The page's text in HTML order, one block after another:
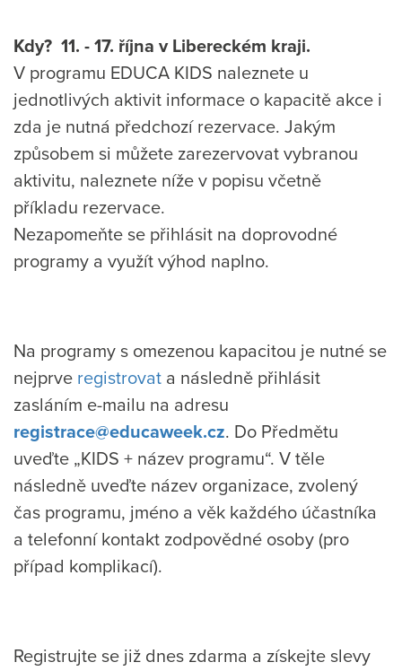
Kdy? 11. - 17. října v Libereckém kraji.
V programu EDUCA KIDS naleznete u
jednotlivých aktivit informace o kapacitě akce i
zda je nutná předchozí rezervace. Jakým
způsobem si můžete zarezervovat vybranou
aktivitu, naleznete níže v popisu včetně
příkladu rezervace.
Nezapomeňte se přihlásit na doprovodné
programy a využít výhod naplno.
Na programy s omezenou kapacitou je nutné se
nejprve registrovat a následně přihlásit
zasláním e-mailu na adresu
registrace@educaweek.cz. Do Předmětu
uveďte „KIDS + název programu“. V těle
následně uveďte název organizace, zvolený
čas programu, jméno a věk každého účastníka
a telefonní kontakt zodpovědné osoby (pro
případ komplikací).
Registrujte se již dnes zdarma a získejte slevy